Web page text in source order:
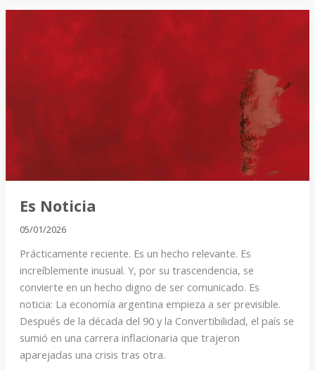
Es Noticia
05/01/2026
Prácticamente reciente. Es un hecho relevante. Es
increíblemente inusual. Y, por su trascendencia, se
convierte en un hecho digno de ser comunicado. Es
noticia: La economía argentina empieza a ser previsible.
Después de la década del 90 y la Convertibilidad, el país se
sumió en una carrera inflacionaria que trajeron
aparejadas una crisis tras otra.